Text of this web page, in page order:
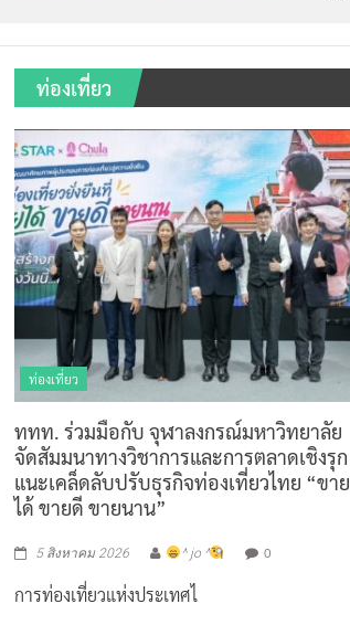
ท่องเที่ยว
ท่องเที่ยว
ททท. ร่วมมือกับ จุฬาลงกรณ์มหาวิทยาลัย
จัดสัมมนาทางวิชาการและการตลาดเชิงรุก
แนะเคล็ดลับปรับธุรกิจท่องเที่ยวไทย “ขาย
ได้ ขายดี ขายนาน”
5 สิงหาคม 2026 ^ jo ^ 0
การท่องเที่ยวแห่งประเทศไ